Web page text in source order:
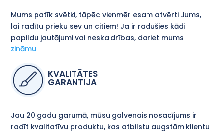
Mums patīk svētki, tāpēc vienmēr esam atvērti Jums,
lai radītu prieku sev un citiem! Ja ir radušies kādi
papildu jautājumi vai neskaidrības, dariet mums
zināmu!
KVALITĀTES
GARANTIJA
Jau 20 gadu garumā, mūsu galvenais nosacījums ir
radīt kvalitatīvu produktu, kas atbilstu augstām klientu